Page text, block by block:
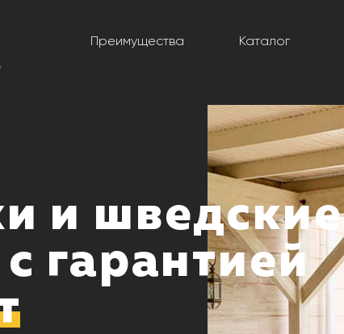
Преимущества Каталог
и шведские
гарантией